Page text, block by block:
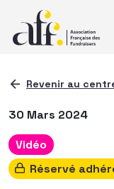
Revenir au
30 Mars 2024
Vidéo
Réservé